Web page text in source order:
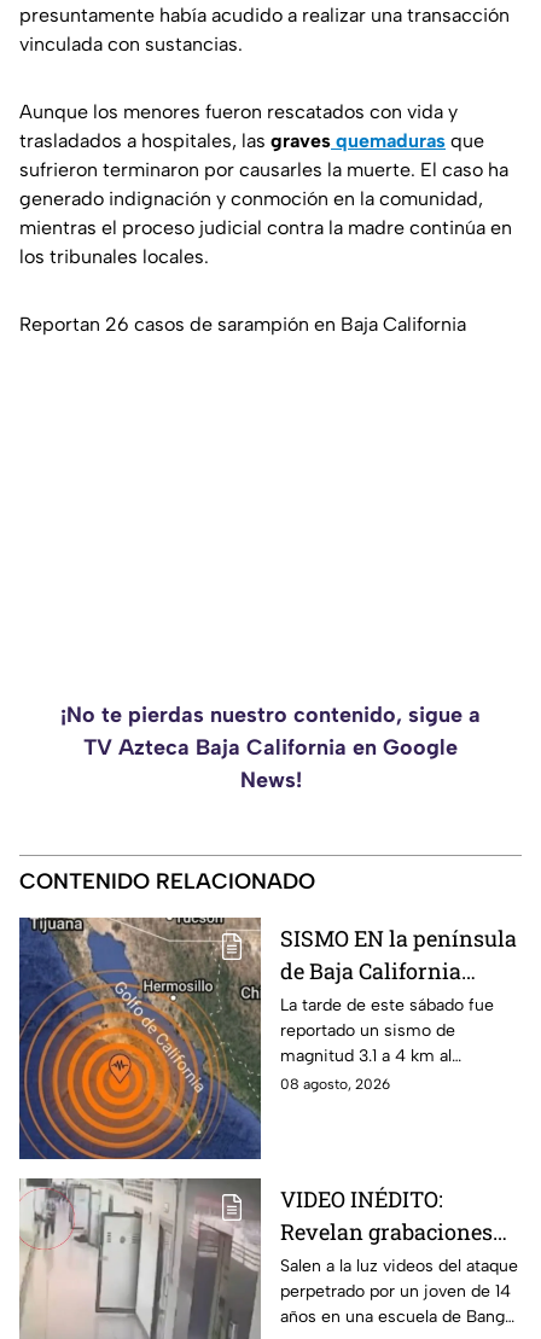
presuntamente había acudido a realizar una transacción
vinculada con sustancias.
Aunque los menores fueron rescatados con vida y
trasladados a hospitales, las graves quemaduras que
sufrieron terminaron por causarles la muerte. El caso ha
generado indignación y conmoción en la comunidad,
mientras el proceso judicial contra la madre continúa en
los tribunales locales.
Reportan 26 casos de sarampión en Baja California
¡No te pierdas nuestro contenido, sigue a
TV Azteca Baja California en Google
News!
CONTENIDO RELACIONADO
SISMO EN la península
de Baja California
sacude San José del
Cabo
La tarde de este sábado fue
reportado un sismo de
magnitud 3.1 a 4 km al
noroeste de San José del
08 agosto, 2026
VIDEO INÉDITO:
Revelan grabaciones
del tiroteo escolar que
dejó múltiples víctimas
Salen a la luz videos del ataque
perpetrado por un joven de 14
años en una escuela de Bang